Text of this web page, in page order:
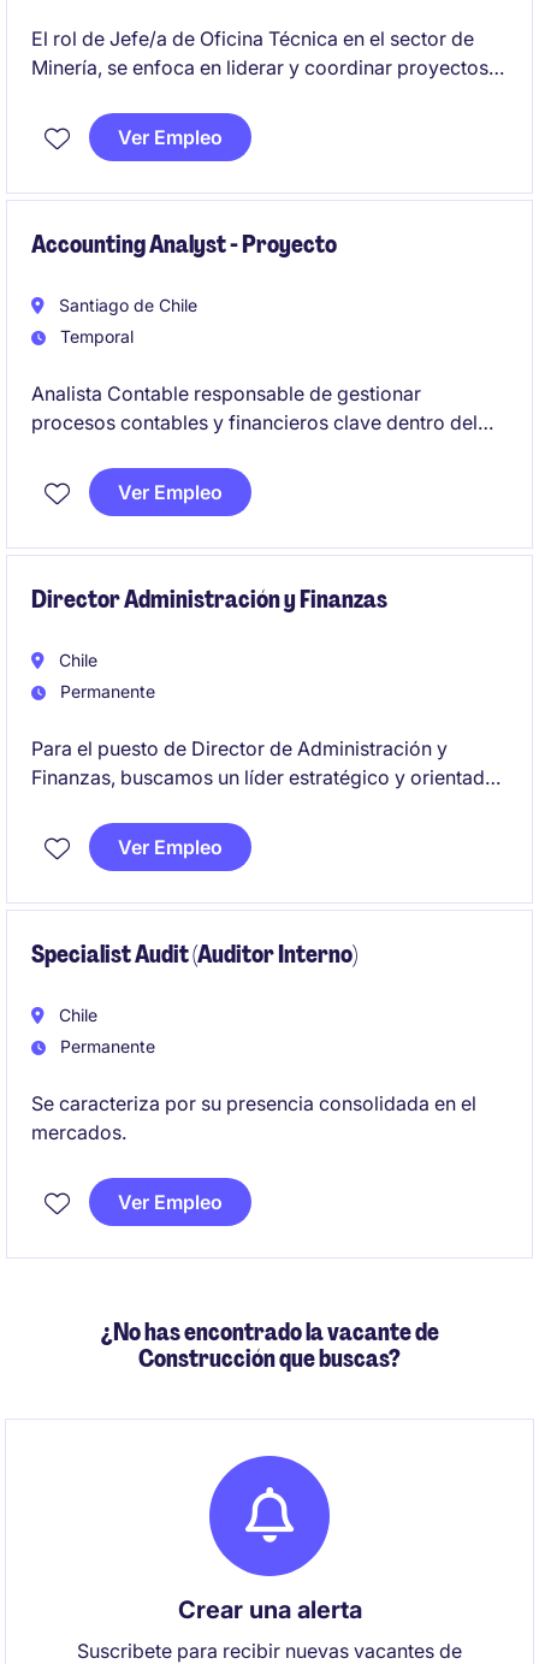
El rol de Jefe/a de Oficina Técnica en el sector de
Minería, se enfoca en liderar y coordinar proyectos
estándares de calidad y seguridad. Es una posición
estratégica para garantizar la correcta ejecución de
Ver Empleo
Accounting Analyst - Proyecto
Santiago de Chile
Temporal
Analista Contable responsable de gestionar
procesos contables y financieros clave dentro del
perfil orientado al detalle, con capacidad de análisis
y enfoque en la precisión de los reportes financieros.
Ver Empleo
Director Administración y Finanzas
Chile
Permanente
Para el puesto de Director de Administración y
Finanzas, buscamos un líder estratégico y orientado
capacidad para influir en decisiones y promover la
excelencia operacional.
Ver Empleo
Specialist Audit (Auditor Interno)
Chile
Permanente
Se caracteriza por su presencia consolidada en el
mercados.
Ver Empleo
¿No has encontrado la vacante de
Construcción que buscas?
Crear una alerta
Suscribete para recibir nuevas vacantes de